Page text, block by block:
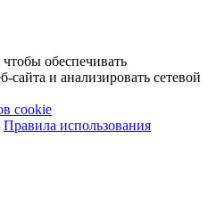
обеспечивать
и анализировать сетевой
cookie
Правила использования